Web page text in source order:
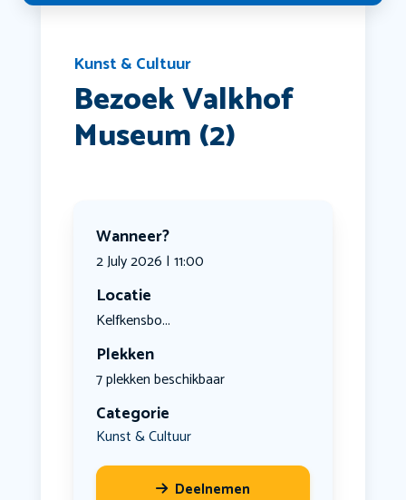
Kunst & Cultuur
Bezoek Valkhof
Museum (2)
Wanneer?
2 July 2026 | 11:00
Locatie
Kelfkensbo...
Plekken
7 plekken beschikbaar
Categorie
Kunst & Cultuur
Deelnemen